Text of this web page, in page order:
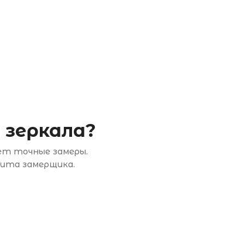
точные замеры.
замерщика.